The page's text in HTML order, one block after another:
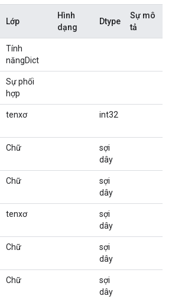
Lớp
Hình
dạng
Dtype
Sự mô
tả
Tính
năngDict
Sự phối
hợp
tenxơ int32
Chữ
sợi
dây
Chữ
sợi
dây
tenxơ
sợi
dây
Chữ
sợi
dây
Chữ
sợi
dây